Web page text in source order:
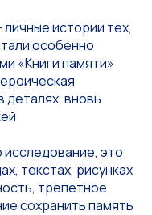
истории тех,
особенно
«Книги памяти»
деталях, вновь
это
текстах, рисунках
трепетное
сохранить память